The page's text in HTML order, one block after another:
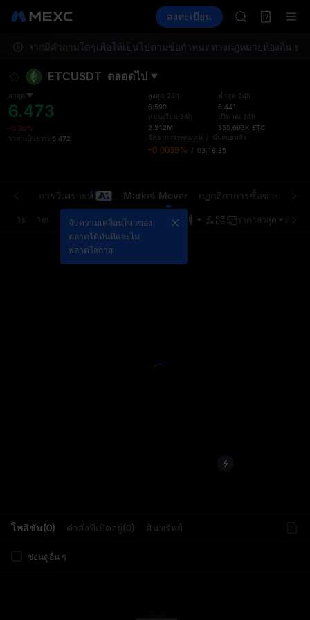
TradFi ข้อมูล กิจกรรม
ลงทะเบียน
SKYAI
SPCX พุ่งแม้ล็
SKYAI
SPCX พุ่งแม้ล็
กค้าหากมีคำถามใดๆเพื่อให้เป็นไปตามข้อกำหนดทางกฎหมายท้องถิ่น บ
ETCUSDT ตลอดไป
ล่าสุด
6.473
-0.30%
ราคาเป็นธรรม6.472
สูงสุด 24h
6.590
หมุนเวียน 24h
2.312M
ต่ำสุด 24h
6.441
ปริมาณ 24h
355.693K ETC
อัตราการระดมทุน / นับถอยหลัง
-0.0039% / 03:18:35
โพสิชัน(0) คำสั่งที่เปิดอยู่(0) สินทรัพย์
ซ่อนคู่อื่น ๆ
การวิเคราะห์ Market Mover กฏกติกาการซื้อขาย
1s 1m 5m 15m 1H 4H ราคาล่าสุด
จับความเคลื่อนไหวของ
ตลาดได้ทันทีและไม่
พลาดโอกาส